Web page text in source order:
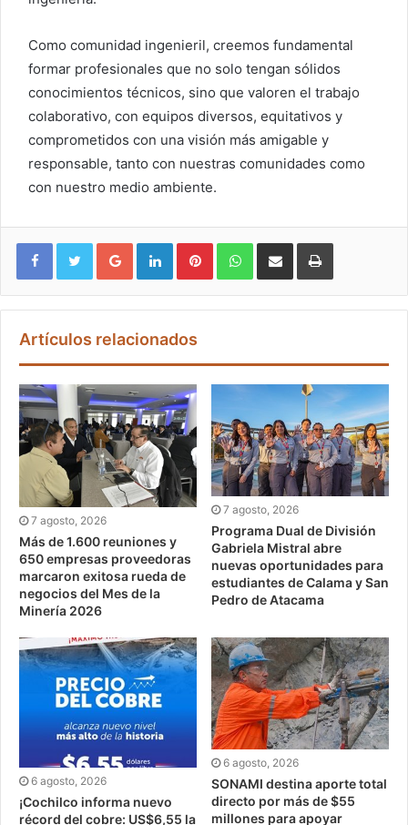
Como comunidad ingenieril, creemos fundamental
formar profesionales que no solo tengan sólidos
conocimientos técnicos, sino que valoren el trabajo
colaborativo, con equipos diversos, equitativos y
comprometidos con una visión más amigable y
responsable, tanto con nuestras comunidades como
con nuestro medio ambiente.
Google+ LinkedIn Pinterest WhatsApp
Artículos relacionados
7 agosto, 2026
Más de 1.600 reuniones y
650 empresas proveedoras
marcaron exitosa rueda de
negocios del Mes de la
Minería 2026
7 agosto, 2026
Programa Dual de División
Gabriela Mistral abre
nuevas oportunidades para
estudiantes de Calama y San
Pedro de Atacama
6 agosto, 2026
¡Cochilco informa nuevo
récord del cobre: US$6,55 la
6 agosto, 2026
SONAMI destina aporte total
directo por más de $55
millones para apoyar